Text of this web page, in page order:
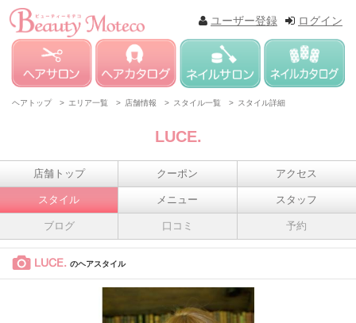
ログイン
ユーザー登録
ヘアトップ > エリア一覧 > 店舗情報 > スタイル一覧 > スタイル詳細
LUCE.
店舗トップ クーポン アクセス
スタイル メニュー スタッフ
ブログ 口コミ 予約
LUCE. のヘアスタイル